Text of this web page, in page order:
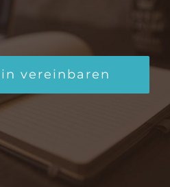
vereinbaren